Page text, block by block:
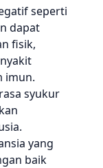
seperti
dapat
fisik,
imun.
syukur
yang
baik